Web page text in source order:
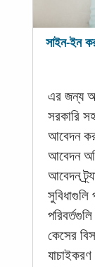
সাইন-ইন
এর জন্য
সরকারি
আবেদন
আবেদন
আবেদন
কেসের
যাচাইকরণ